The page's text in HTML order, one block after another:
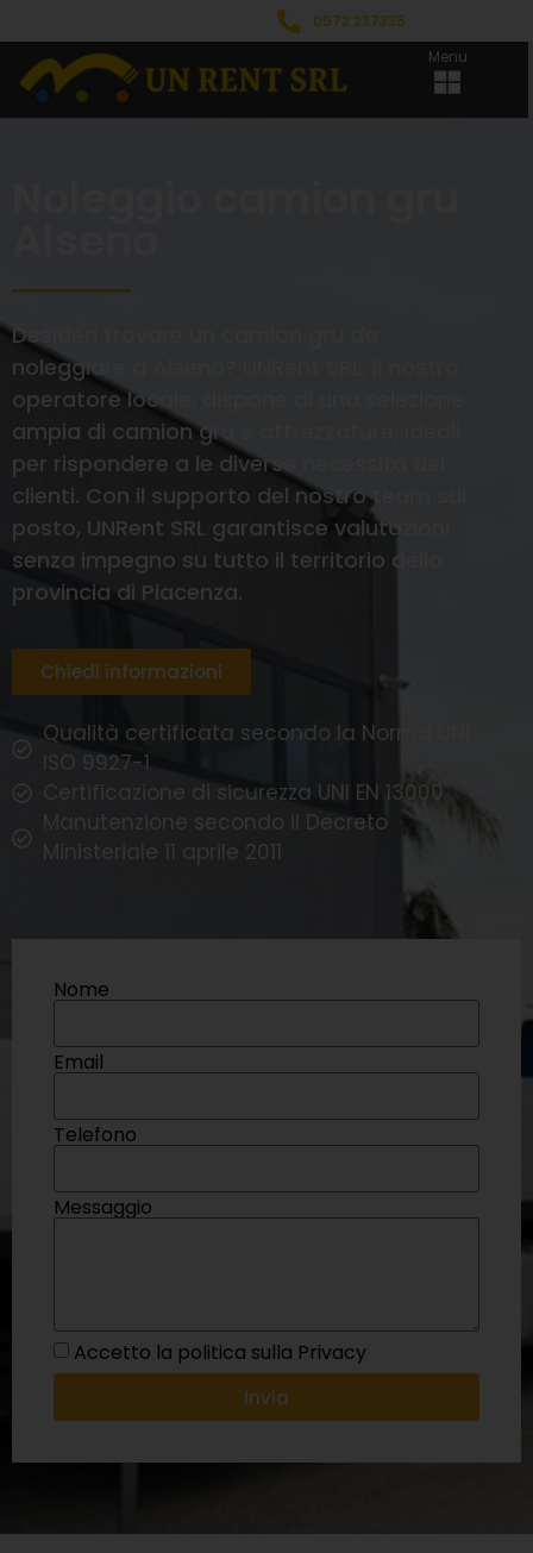
0972 237335
Menu
Desideri trovare un camion gru da
noleggiare a Alseno? UNRent SRL, il nostro
operatore locale, dispone di una selezione
ampia di camion gru e attrezzature, ideali
per rispondere a le diverse necessità dei
clienti. Con il supporto del nostro team sul
posto, UNRent SRL garantisce valutazioni
senza impegno su tutto il territorio della
provincia di Piacenza.
Chiedi informazioni
Qualità certificata secondo la Norma UNI
ISO 9927-1
Certificazione di sicurezza UNI EN 13000
Manutenzione secondo il Decreto
Ministeriale 11 aprile 2011
Nome
Email
Telefono
Messaggio
Accetto la politica sulla Privacy
Invia